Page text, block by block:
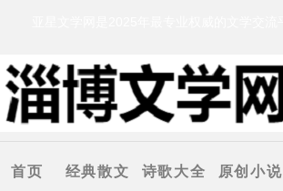
首页
经典散文
诗歌大全
原创小说